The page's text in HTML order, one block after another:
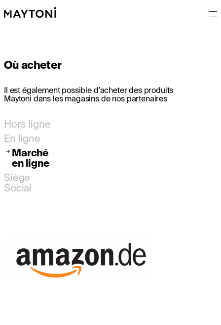
Où acheter
Il est également possible d’acheter des produits
Maytoni dans les magasins de nos partenaires
Hors ligne
En ligne
Marché
en ligne
Siège
Social